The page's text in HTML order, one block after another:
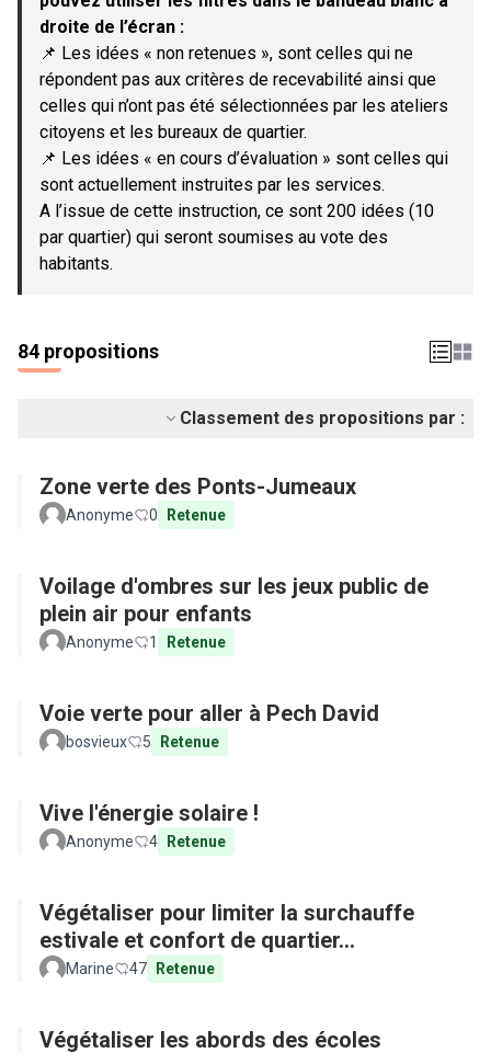
droite de l’écran :
📌 Les idées « non retenues », sont celles qui ne
répondent pas aux critères de recevabilité ainsi que
celles qui n’ont pas été sélectionnées par les ateliers
citoyens et les bureaux de quartier.
📌 Les idées « en cours d’évaluation » sont celles qui
sont actuellement instruites par les services.
A l’issue de cette instruction, ce sont 200 idées (10
par quartier) qui seront soumises au vote des
habitants.
84 propositions
Classement des propositions par :
Zone verte des Ponts-Jumeaux
Anonyme 0 Retenue
Voilage d'ombres sur les jeux public de
plein air pour enfants
Anonyme 1 Retenue
Voie verte pour aller à Pech David
bosvieux 5 Retenue
Vive l'énergie solaire !
Anonyme 4 Retenue
Végétaliser pour limiter la surchauffe
estivale et confort de quartier...
Marine 47 Retenue
Végétaliser les abords des écoles